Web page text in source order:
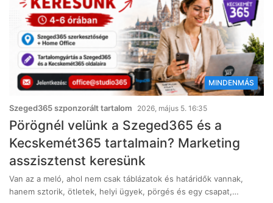
MINDENMÁS
Szeged365 szponzorált tartalom 2026, május 5. 16:35
Pörögnél velünk a Szeged365 és a
Kecskemét365 tartalmain? Marketing
asszisztenst keresünk
Van az a meló, ahol nem csak táblázatok és határidők vannak,
hanem sztorik, ötletek, helyi ügyek, pörgés és egy csapat,…